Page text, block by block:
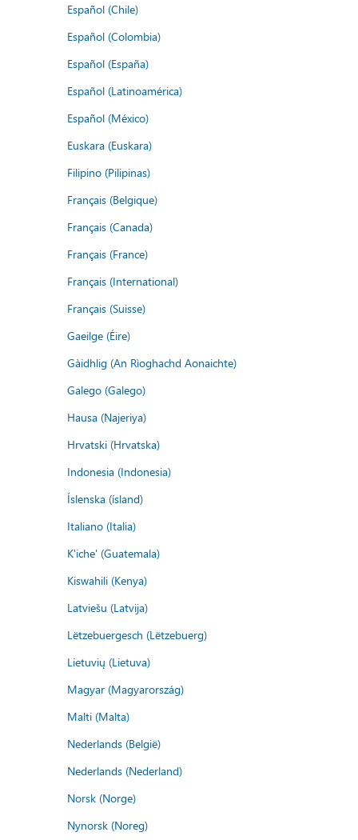
Español (Chile)
Español (Colombia)
Español (España)
Español (Latinoamérica)
Español (México)
Euskara (Euskara)
Filipino (Pilipinas)
Français (Belgique)
Français (Canada)
Français (France)
Français (International)
Français (Suisse)
Gaeilge (Éire)
Gàidhlig (An Rìoghachd Aonaichte)
Galego (Galego)
Hausa (Najeriya)
Hrvatski (Hrvatska)
Indonesia (Indonesia)
Íslenska (ísland)
Italiano (Italia)
K'iche' (Guatemala)
Kiswahili (Kenya)
Latviešu (Latvija)
Lëtzebuergesch (Lëtzebuerg)
Lietuvių (Lietuva)
Magyar (Magyarország)
Malti (Malta)
Nederlands (België)
Nederlands (Nederland)
Norsk (Norge)
Nynorsk (Noreg)